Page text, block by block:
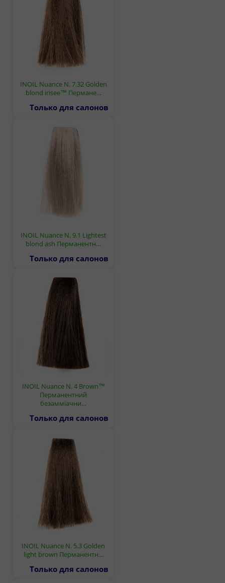
INOIL Nuance N. 7.32 Golden
blond irisee™ Пермане…
Только для салонов
INOIL Nuance N. 9.1 Lightest
blond ash Перманентн…
Только для салонов
INOIL Nuance N. 4 Brown™
Перманентний
безамміачни…
Только для салонов
INOIL Nuance N. 5.3 Golden
light brown Перманентн…
Только для салонов